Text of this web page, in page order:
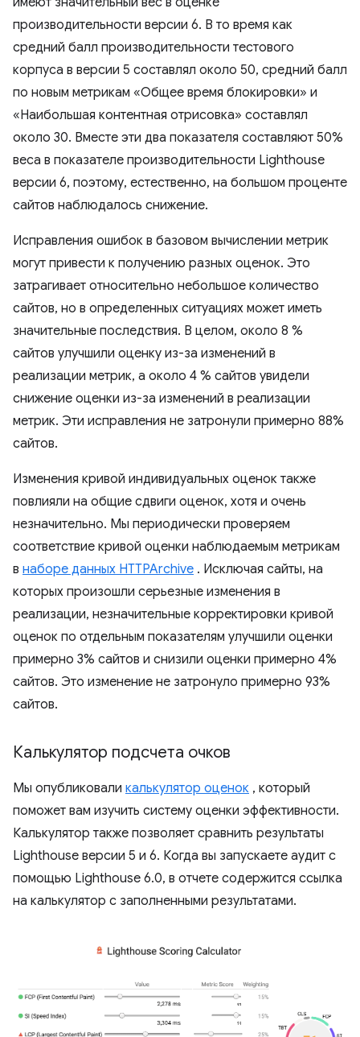
производительности версии 6. В то время как
средний балл производительности тестового
корпуса в версии 5 составлял около 50, средний балл
по новым метрикам «Общее время блокировки» и
«Наибольшая контентная отрисовка» составлял
около 30. Вместе эти два показателя составляют 50%
веса в показателе производительности Lighthouse
версии 6, поэтому, естественно, на большом проценте
сайтов наблюдалось снижение.
Исправления ошибок в базовом вычислении метрик
могут привести к получению разных оценок. Это
затрагивает относительно небольшое количество
сайтов, но в определенных ситуациях может иметь
значительные последствия. В целом, около 8 %
сайтов улучшили оценку из-за изменений в
реализации метрик, а около 4 % сайтов увидели
снижение оценки из-за изменений в реализации
метрик. Эти исправления не затронули примерно 88%
сайтов.
Изменения кривой индивидуальных оценок также
повлияли на общие сдвиги оценок, хотя и очень
незначительно. Мы периодически проверяем
соответствие кривой оценки наблюдаемым метрикам
в наборе данных HTTPArchive . Исключая сайты, на
которых произошли серьезные изменения в
реализации, незначительные корректировки кривой
оценок по отдельным показателям улучшили оценки
примерно 3% сайтов и снизили оценки примерно 4%
сайтов. Это изменение не затронуло примерно 93%
сайтов.
Калькулятор подсчета очков
Мы опубликовали калькулятор оценок , который
поможет вам изучить систему оценки эффективности.
Калькулятор также позволяет сравнить результаты
Lighthouse версии 5 и 6. Когда вы запускаете аудит с
помощью Lighthouse 6.0, в отчете содержится ссылка
на калькулятор с заполненными результатами.